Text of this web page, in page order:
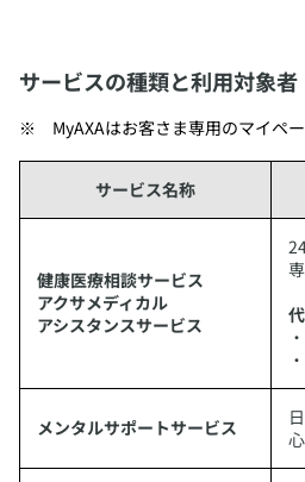
サービスの種類と利用対象者
​MyAXAはお客さま専用のマイペ
サービス名称
健康医療相談サービス
アクサメディカル
アシスタンスサービス
メンタルサポートサービス